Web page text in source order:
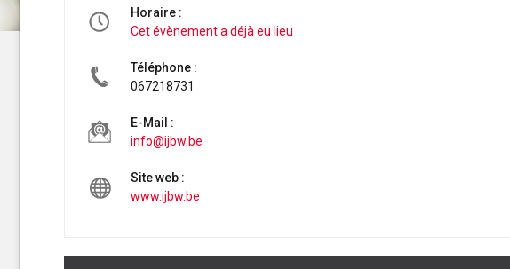
Horaire :
Cet évènement a déjà eu lieu
Téléphone :
067218731
E-Mail :
info@ijbw.be
Site web :
www.ijbw.be